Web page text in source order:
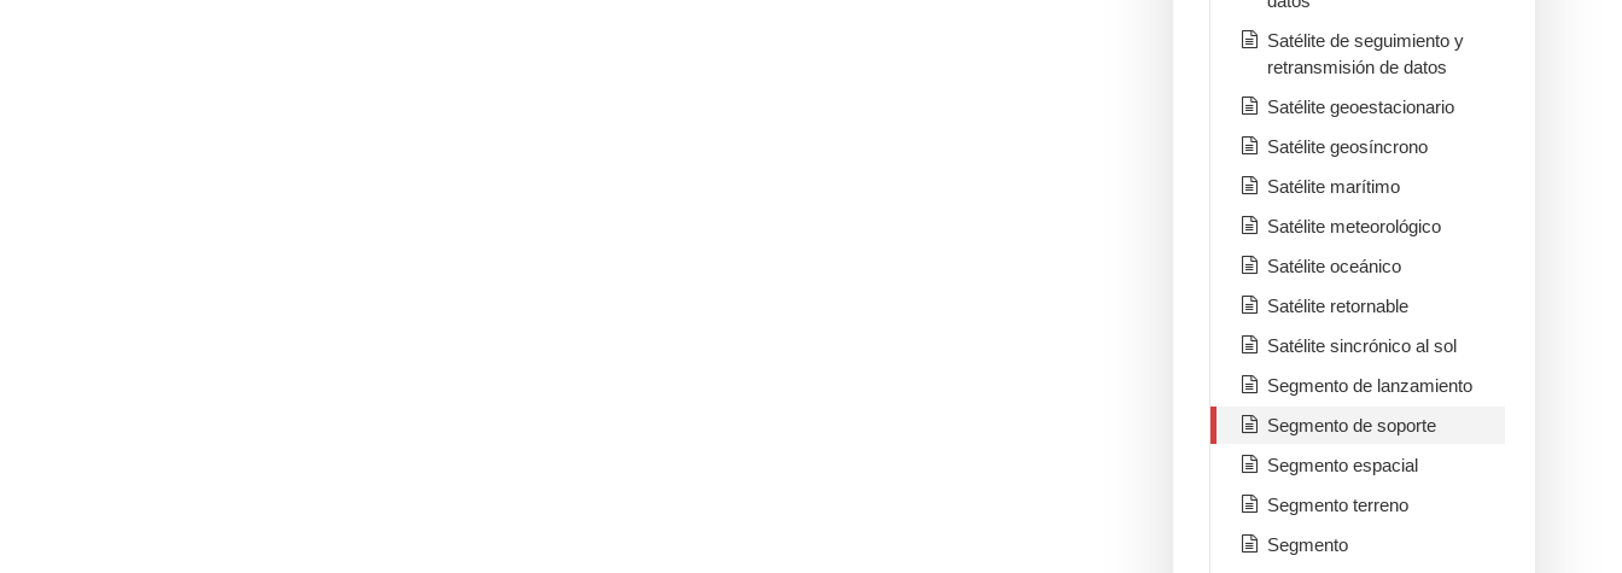
Satélite de seguimiento y
retransmisión de datos
Satélite geoestacionario
Satélite geosíncrono
Satélite marítimo
Satélite meteorológico
Satélite oceánico
Satélite retornable
Satélite sincrónico al sol
Segmento de lanzamiento
Segmento de soporte
Segmento espacial
Segmento terreno
Segmento